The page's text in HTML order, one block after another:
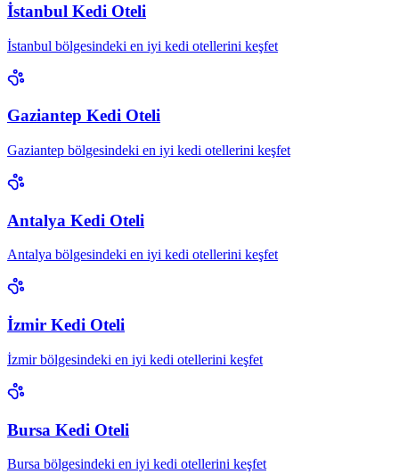
İstanbul Kedi Oteli
İstanbul bölgesindeki en iyi kedi otellerini keşfet
Gaziantep Kedi Oteli
Gaziantep bölgesindeki en iyi kedi otellerini keşfet
Antalya Kedi Oteli
Antalya bölgesindeki en iyi kedi otellerini keşfet
İzmir Kedi Oteli
İzmir bölgesindeki en iyi kedi otellerini keşfet
Bursa Kedi Oteli
Bursa bölgesindeki en iyi kedi otellerini keşfet